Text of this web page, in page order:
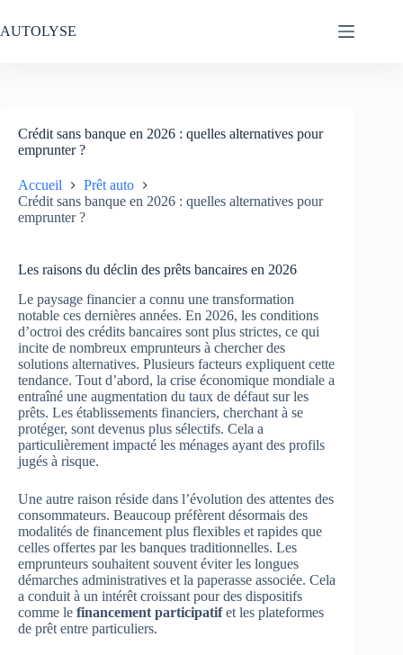
au
contenu
AUTOLYSE
Crédit sans banque en 2026 : quelles alternatives pour
emprunter ?
Accueil
Prêt auto
Crédit sans banque en 2026 : quelles alternatives pour
emprunter ?
Les raisons du déclin des prêts bancaires en 2026
Le paysage financier a connu une transformation
notable ces dernières années. En 2026, les conditions
d’octroi des crédits bancaires sont plus strictes, ce qui
incite de nombreux emprunteurs à chercher des
solutions alternatives. Plusieurs facteurs expliquent cette
tendance. Tout d’abord, la crise économique mondiale a
entraîné une augmentation du taux de défaut sur les
prêts. Les établissements financiers, cherchant à se
protéger, sont devenus plus sélectifs. Cela a
particulièrement impacté les ménages ayant des profils
jugés à risque.
Une autre raison réside dans l’évolution des attentes des
consommateurs. Beaucoup préfèrent désormais des
modalités de financement plus flexibles et rapides que
celles offertes par les banques traditionnelles. Les
emprunteurs souhaitent souvent éviter les longues
démarches administratives et la paperasse associée. Cela
a conduit à un intérêt croissant pour des dispositifs
comme le financement participatifet les plateformes
de prêt entre particuliers.